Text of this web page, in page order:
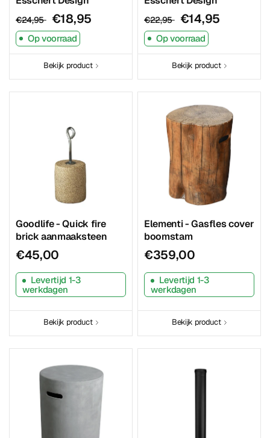
€24,95 €18,95
Op voorraad
Bekijk product
€22,95 €14,95
Op voorraad
Bekijk product
Goodlife - Quick fire
brick aanmaaksteen
€45,00
Levertijd 1-3
werkdagen
Bekijk product
Elementi - Gasfles cover
boomstam
€359,00
Levertijd 1-3
werkdagen
Bekijk product